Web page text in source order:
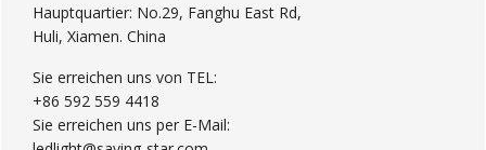
Hauptquartier: No.29, Fanghu East Rd,
Huli, Xiamen. China
Sie erreichen uns von TEL:
+86 592 559 4418
Sie erreichen uns per E-Mail: